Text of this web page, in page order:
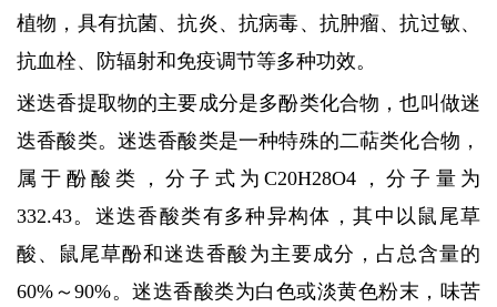
植物，具有抗菌、抗炎、抗病毒、抗肿瘤、抗过敏、
抗血栓、防辐射和免疫调节等多种功效。
迷迭香提取物的主要成分是多酚类化合物，也叫做迷
迭香酸类。迷迭香酸类是一种特殊的二萜类化合物，
属于酚酸类，分子式为C20H28O4，分子量为
332.43。迷迭香酸类有多种异构体，其中以鼠尾草
酸、鼠尾草酚和迷迭香酸为主要成分，占总含量的
60%～90%。迷迭香酸类为白色或淡黄色粉末，味苦